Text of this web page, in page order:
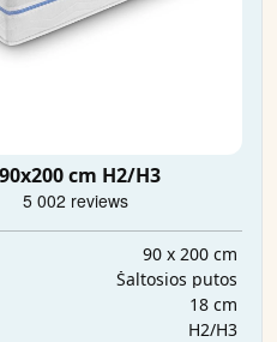
cm H2/H3
90 x 200 cm
Šaltosios putos
18 cm
H2/H3